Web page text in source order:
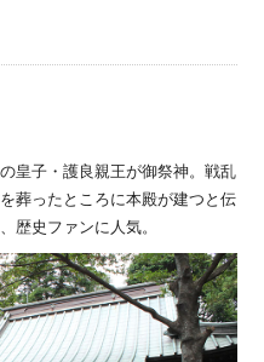
皇子・護良親王が御祭神。戦乱
葬ったところに本殿が建つと伝
歴史ファンに人気。